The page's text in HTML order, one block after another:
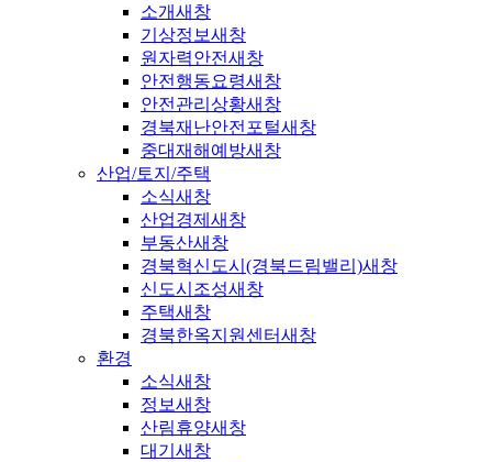
소개새창
기상정보새창
원자력안전새창
안전행동요령새창
안전관리상황새창
경북재난안전포털새창
중대재해예방새창
산업/토지/주택
소식새창
산업경제 새창
부동산새창
경북혁신도시(경북드림밸리)새창
신도시조성새창
주택새창
경북한옥지원센터새창
환경
소식새창
정보새창
산림휴양새창
대기 새창